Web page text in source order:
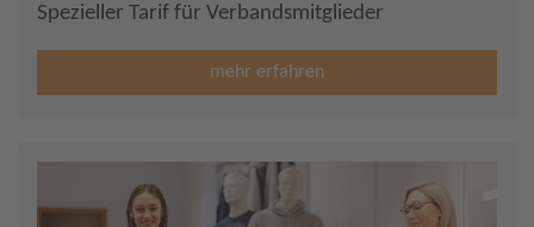
Spezieller Tarif für Verbandsmitglieder
mehr erfahren